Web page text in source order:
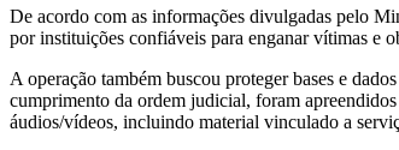
De acordo com as informações divulgadas pelo
por instituições confiáveis para enganar vítimas e
A operação também buscou proteger bases e
cumprimento da ordem judicial, foram
áudios/vídeos, incluindo material vinculado a